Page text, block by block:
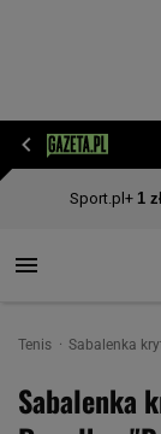
Tenis Sabalenka
Sabalenka